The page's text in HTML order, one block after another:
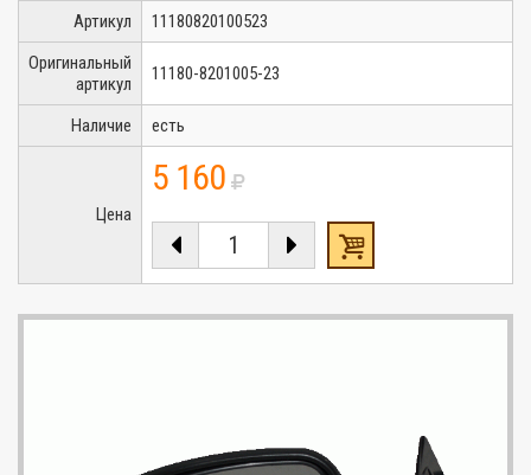
Артикул
11180820100523
Оригинальный
артикул
11180-8201005-23
Наличие есть
Цена
5 160